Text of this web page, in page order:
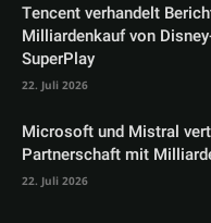
Tencent verhandelt
Milliardenkauf von
SuperPlay
22. Juli 2026
Microsoft und Mistral
Partnerschaft mit
22. Juli 2026